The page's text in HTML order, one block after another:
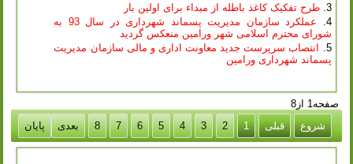
طرح تفکیک کاغذ باطله از مبداء برای اولین بار
عملکرد سازمان مدیریت پسماند شهرداری در سال 93 به
شورای محترم اسلامی شهر ورامین منعکس گردید
انتصاب سرپرست جدید معاونت اداری و مالی سازمان مدیریت
پسماند شهرداری ورامین
صفحه1 از8
شروع
قبلی 1
2
3
4
5
6
7
8 بعدی پایان